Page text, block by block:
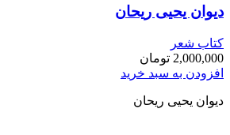
دیوان یحیی ریحان
کتاب شعر
2,000,000 تومان
افزودن به سبد خرید
دیوان یحیی ریحان